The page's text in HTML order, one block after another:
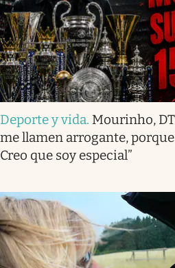
Deporte y vida. Mourinho,
me llamen arrogante,
Creo que soy especial”